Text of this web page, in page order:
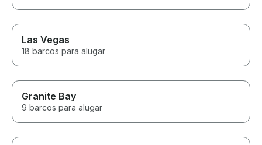
Las Vegas
18 barcos para alugar
Granite Bay
9 barcos para alugar